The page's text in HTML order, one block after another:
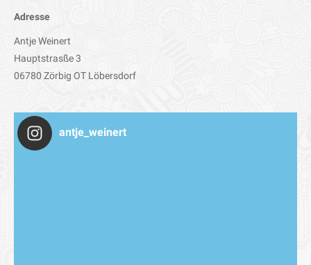
Adresse
Antje Weinert
Hauptstrasße 3
06780 Zörbig OT Löbersdorf
antje_weinert